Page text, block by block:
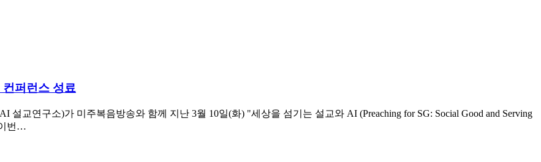
퍼런스 성료
설교연구소)가 미주복음방송와 함께 지난 3월 10일(화) "세상을 섬기는 설교와 AI (Preaching for SG: Social Good and Serving
번…